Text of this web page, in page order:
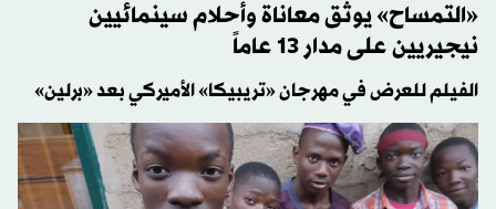
«التمساح» يوثق معاناة وأحلام سينمائيين
نيجيريين على مدار 13 عاماً
الفيلم للعرض في مهرجان «تريبيكا» الأميركي بعد «برلين»